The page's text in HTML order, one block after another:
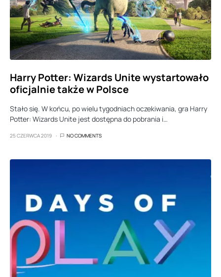
Harry Potter: Wizards Unite wystartowało
oficjalnie także w Polsce
Stało się. W końcu, po wielu tygodniach oczekiwania, gra Harry
Potter: Wizards Unite jest dostępna do pobrania i…
25 CZERWCA 2019 NO COMMENTS